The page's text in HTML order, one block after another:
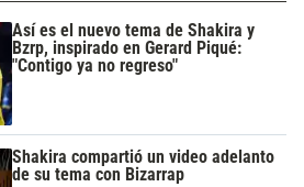
Así es el nuevo tema de Shakira y
Bzrp, inspirado en Gerard Piqué:
"Contigo ya no regreso"
Shakira compartió un video adelanto
de su tema con Bizarrap